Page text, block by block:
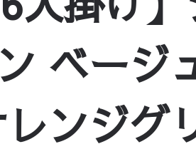
1人掛け～5
クス/
【1
/【1人掛
ベージ
ンジグ